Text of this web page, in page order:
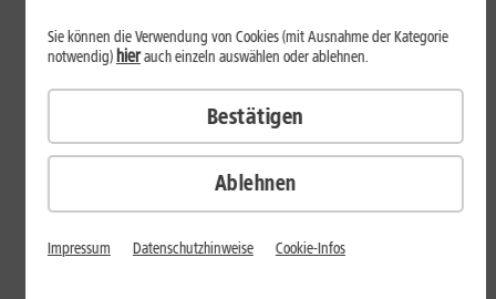
Smartwatch-Vergleich 2026:
Welche Spitzenmodelle
Welche Smartwatch passt 2026 wirklich zu Dir? In unserem
Vergleich zeigen wir, worin sich aktuelle Spitzenmodelle von
Apple, Samsung und Google unterscheiden. Dabei geht es um
Kompatibilität, Akkulaufzeit, Gesundheitsfunktionen und
Ablehnen
Sie können die Verwendung von Cookies (mit Ausnahme der Kategorie
notwendig) hierauch einzeln auswählen oder ablehnen.
Bestätigen
Impressum Datenschutzhinweise Cookie-Infos